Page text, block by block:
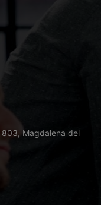
Magdalena del